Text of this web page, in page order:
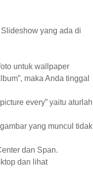
yang ada di
untuk wallpaper
maka Anda tinggal
every” yaitu aturlah
yang muncul tidak
dan Span.
dan lihat